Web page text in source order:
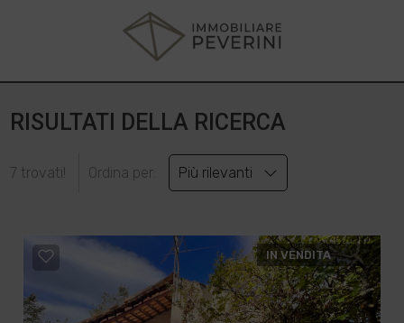
RISULTATI DELLA RICERCA
7 trovati! Ordina per: Più rilevanti
IN VENDITA